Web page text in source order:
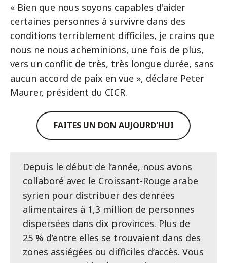
« Bien que nous soyons capables d'aider
certaines personnes à survivre dans des
conditions terriblement difficiles, je crains que
nous ne nous acheminions, une fois de plus,
vers un conflit de très, très longue durée, sans
aucun accord de paix en vue », déclare Peter
Maurer, président du CICR.
FAITES UN DON AUJOURD'HUI
Depuis le début de l’année, nous avons
collaboré avec le Croissant-Rouge arabe
syrien pour distribuer des denrées
alimentaires à 1,3 million de personnes
dispersées dans dix provinces. Plus de
25 % d’entre elles se trouvaient dans des
zones assiégées ou difficiles d’accès. Vous